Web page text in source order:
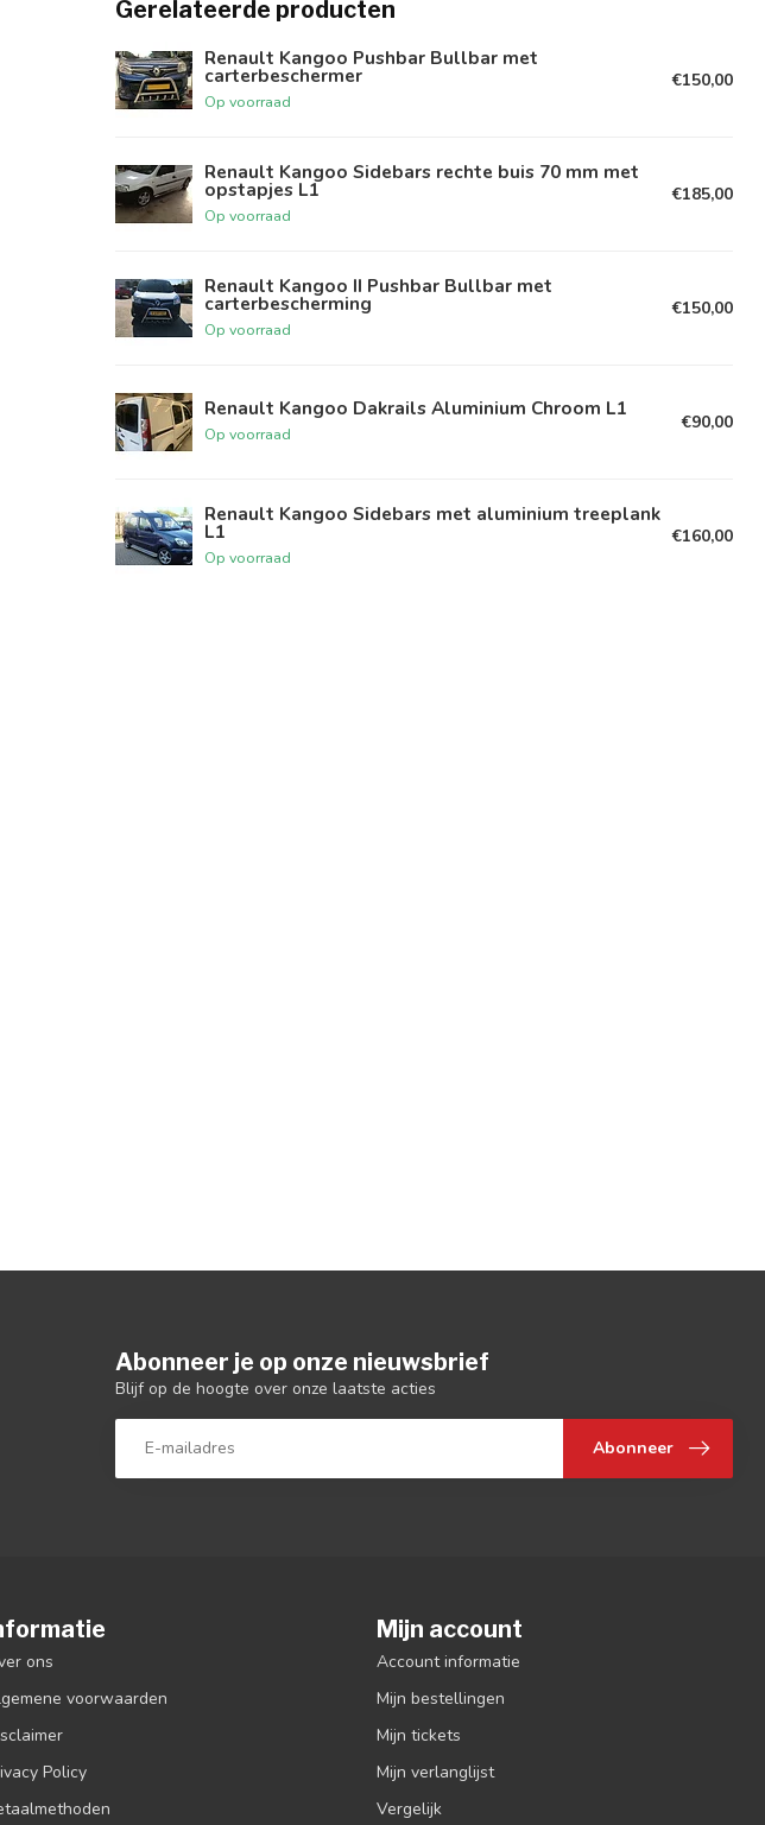
Gerelateerde producten
Renault Kangoo Pushbar Bullbar met
carterbeschermer
Op voorraad
€150,00
Renault Kangoo Sidebars rechte buis 70 mm met
opstapjes L1
Op voorraad
€185,00
Renault Kangoo II Pushbar Bullbar met
carterbescherming
Op voorraad
€150,00
Renault Kangoo Dakrails Aluminium Chroom L1
Op voorraad
€90,00
Renault Kangoo Sidebars met aluminium treeplank
L1
Op voorraad
€160,00
Abonneer je op onze nieuwsbrief
Blijf op de hoogte over onze laatste acties
Abonneer
ons
voorwaarden
Policy
Mijn account
Account informatie
Mijn bestellingen
Mijn tickets
Mijn verlanglijst
Vergelijk